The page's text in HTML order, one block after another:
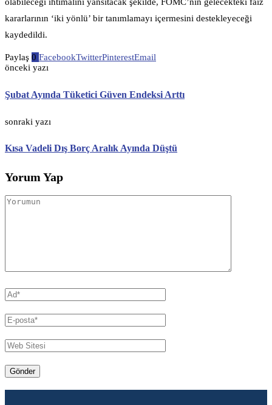
kararlarının ‘iki yönlü’ bir tanımlamayı içermesini destekleyeceği
kaydedildi.
Paylaş 0 FacebookTwitterPinterestEmail
önceki yazı
Şubat Ayında Tüketici Güven Endeksi Arttı
sonraki yazı
Kısa Vadeli Dış Borç Aralık Ayında Düştü
Yorum Yap